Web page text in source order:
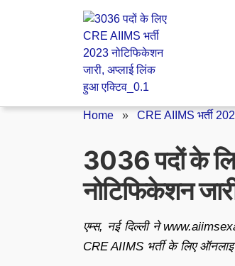
Home » CRE AIIMS भर्ती
3036 पदों के
नोटिफिकेशन
एम्स, नई दिल्ली ने
CRE AIIMS भर्ती के लिए